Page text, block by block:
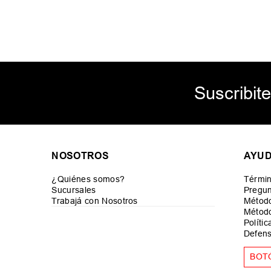
NOSOTROS
¿Quiénes somos?
Sucursales
Trabajá con Nosotros